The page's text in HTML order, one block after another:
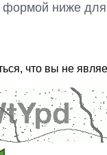
формой ниже
что вы не